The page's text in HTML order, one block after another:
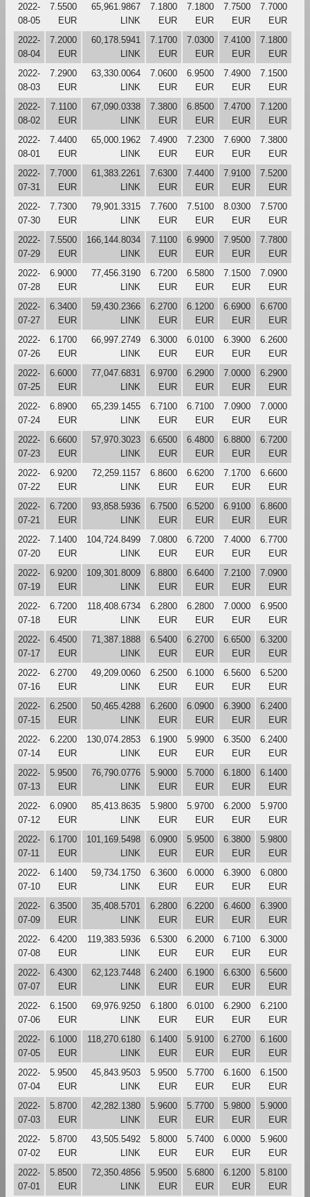
2022-
08-05
7.5500
EUR
65,961.9867
LINK
7.1800
EUR
7.1800
EUR
7.7500
EUR
7.7000
EUR
2022-
08-04
7.2000
EUR
60,178.5941
LINK
7.1700
EUR
7.0300
EUR
7.4100
EUR
7.1800
EUR
2022-
08-03
7.2900
EUR
63,330.0064
LINK
7.0600
EUR
6.9500
EUR
7.4900
EUR
7.1500
EUR
2022-
08-02
7.1100
EUR
67,090.0338
LINK
7.3800
EUR
6.8500
EUR
7.4700
EUR
7.1200
EUR
2022-
08-01
7.4400
EUR
65,000.1962
LINK
7.4900
EUR
7.2300
EUR
7.6900
EUR
7.3800
EUR
2022-
07-31
7.7000
EUR
61,383.2261
LINK
7.6300
EUR
7.4400
EUR
7.9100
EUR
7.5200
EUR
2022-
07-30
7.7300
EUR
79,901.3315
LINK
7.7600
EUR
7.5100
EUR
8.0300
EUR
7.5700
EUR
2022-
07-29
7.5500
EUR
166,144.8034
LINK
7.1100
EUR
6.9900
EUR
7.9500
EUR
7.7800
EUR
2022-
07-28
6.9000
EUR
77,456.3190
LINK
6.7200
EUR
6.5800
EUR
7.1500
EUR
7.0900
EUR
2022-
07-27
6.3400
EUR
59,430.2366
LINK
6.2700
EUR
6.1200
EUR
6.6900
EUR
6.6700
EUR
2022-
07-26
6.1700
EUR
66,997.2749
LINK
6.3000
EUR
6.0100
EUR
6.3900
EUR
6.2600
EUR
2022-
07-25
6.6000
EUR
77,047.6831
LINK
6.9700
EUR
6.2900
EUR
7.0000
EUR
6.2900
EUR
2022-
07-24
6.8900
EUR
65,239.1455
LINK
6.7100
EUR
6.7100
EUR
7.0900
EUR
7.0000
EUR
2022-
07-23
6.6600
EUR
57,970.3023
LINK
6.6500
EUR
6.4800
EUR
6.8800
EUR
6.7200
EUR
2022-
07-22
6.9200
EUR
72,259.1157
LINK
6.8600
EUR
6.6200
EUR
7.1700
EUR
6.6600
EUR
2022-
07-21
6.7200
EUR
93,858.5936
LINK
6.7500
EUR
6.5200
EUR
6.9100
EUR
6.8600
EUR
2022-
07-20
7.1400
EUR
104,724.8499
LINK
7.0800
EUR
6.7200
EUR
7.4000
EUR
6.7700
EUR
2022-
07-19
6.9200
EUR
109,301.8009
LINK
6.8800
EUR
6.6400
EUR
7.2100
EUR
7.0900
EUR
2022-
07-18
6.7200
EUR
118,408.6734
LINK
6.2800
EUR
6.2800
EUR
7.0000
EUR
6.9500
EUR
2022-
07-17
6.4500
EUR
71,387.1888
LINK
6.5400
EUR
6.2700
EUR
6.6500
EUR
6.3200
EUR
2022-
07-16
6.2700
EUR
49,209.0060
LINK
6.2500
EUR
6.1000
EUR
6.5600
EUR
6.5200
EUR
2022-
07-15
6.2500
EUR
50,465.4288
LINK
6.2600
EUR
6.0900
EUR
6.3900
EUR
6.2400
EUR
2022-
07-14
6.2200
EUR
130,074.2853
LINK
6.1900
EUR
5.9900
EUR
6.3500
EUR
6.2400
EUR
2022-
07-13
5.9500
EUR
76,790.0776
LINK
5.9000
EUR
5.7000
EUR
6.1800
EUR
6.1400
EUR
2022-
07-12
6.0900
EUR
85,413.8635
LINK
5.9800
EUR
5.9700
EUR
6.2000
EUR
5.9700
EUR
2022-
07-11
6.1700
EUR
101,169.5498
LINK
6.0900
EUR
5.9500
EUR
6.3800
EUR
5.9800
EUR
2022-
07-10
6.1400
EUR
59,734.1750
LINK
6.3600
EUR
6.0000
EUR
6.3900
EUR
6.0800
EUR
2022-
07-09
6.3500
EUR
35,408.5701
LINK
6.2800
EUR
6.2200
EUR
6.4600
EUR
6.3900
EUR
2022-
07-08
6.4200
EUR
119,383.5936
LINK
6.5300
EUR
6.2000
EUR
6.7100
EUR
6.3000
EUR
2022-
07-07
6.4300
EUR
62,123.7448
LINK
6.2400
EUR
6.1900
EUR
6.6300
EUR
6.5600
EUR
2022-
07-06
6.1500
EUR
69,976.9250
LINK
6.1800
EUR
6.0100
EUR
6.2900
EUR
6.2100
EUR
2022-
07-05
6.1000
EUR
118,270.6180
LINK
6.1400
EUR
5.9100
EUR
6.2700
EUR
6.1600
EUR
2022-
07-04
5.9500
EUR
45,843.9503
LINK
5.9500
EUR
5.7700
EUR
6.1600
EUR
6.1500
EUR
2022-
07-03
5.8700
EUR
42,282.1380
LINK
5.9600
EUR
5.7700
EUR
5.9800
EUR
5.9000
EUR
2022-
07-02
5.8700
EUR
43,505.5492
LINK
5.8000
EUR
5.7400
EUR
6.0000
EUR
5.9600
EUR
2022-
07-01
5.8500
EUR
72,350.4856
LINK
5.9500
EUR
5.6800
EUR
6.1200
EUR
5.8100
EUR